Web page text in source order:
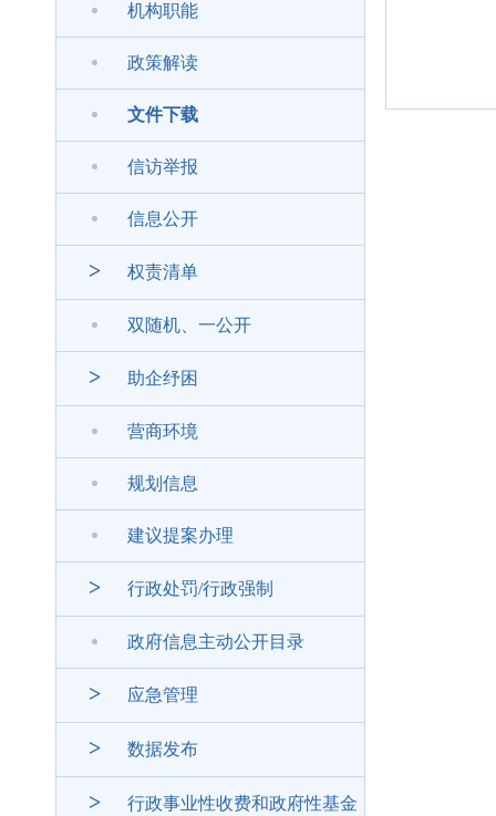
机构职能
政策解读
文件下载
信访举报
信息公开
> 权责清单
双随机、一公开
> 助企纾困
营商环境
规划信息
建议提案办理
> 行政处罚/行政强制
政府信息主动公开目录
> 应急管理
> 数据发布
> 行政事业性收费和政府性基金